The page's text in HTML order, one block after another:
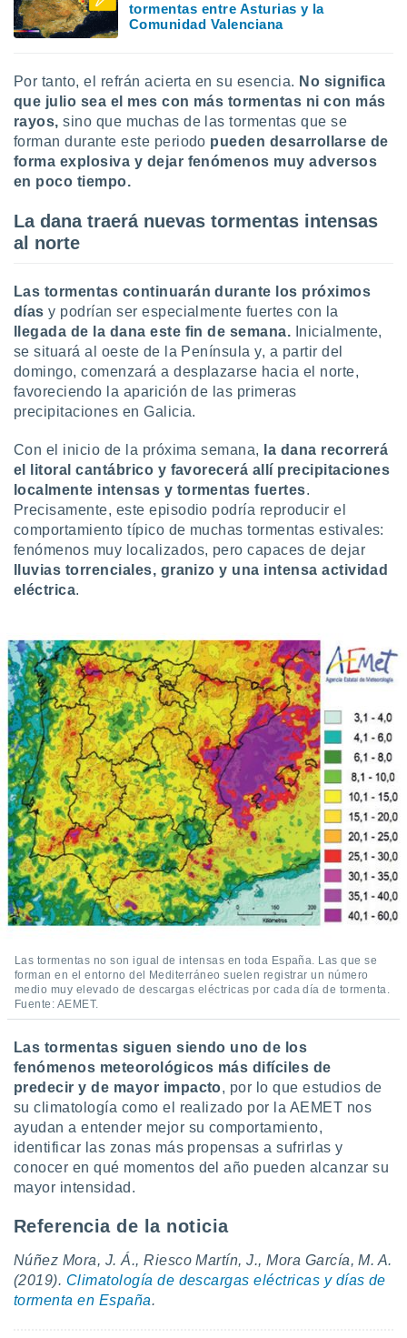
tormentas entre Asturias y la
Comunidad Valenciana
Por tanto, el refrán acierta en su esencia. No significa
que julio sea el mes con más tormentas ni con más
rayos,sino que muchas de las tormentas que se
forman durante este periodo pueden desarrollarse de
forma explosiva y dejar fenómenos muy adversos
en poco tiempo.
La dana traerá nuevas tormentas intensas
al norte
Las tormentas continuarán durante los próximos
díasy podrían ser especialmente fuertes con la
llegada de la dana este fin de semana. Inicialmente,
se situará al oeste de la Península y, a partir del
domingo, comenzará a desplazarse hacia el norte,
favoreciendo la aparición de las primeras
precipitaciones en Galicia.
Con el inicio de la próxima semana,
la dana recorrerá
el litoral cantábrico y favorecerá allí precipitaciones
localmente intensas y tormentas fuertes.
Precisamente, este episodio podría reproducir el
comportamiento típico de muchas tormentas estivales:
fenómenos muy localizados, pero capaces de dejar
lluvias torrenciales, granizo y una intensa actividad
eléctrica.
Las tormentas no son igual de intensas en toda España. Las que se
forman en el entorno del Mediterráneo suelen registrar un número
medio muy elevado de descargas eléctricas por cada día de tormenta.
Fuente: AEMET.
Las tormentas siguen siendo uno de los
fenómenos meteorológicos más difíciles de
predecir y de mayor impacto, por lo que estudios de
su climatología como el realizado por la AEMET nos
ayudan a entender mejor su comportamiento,
identificar las zonas más propensas a sufrirlas y
conocer en qué momentos del año pueden alcanzar su
mayor intensidad.
Referencia de la noticia
Núñez Mora, J. Á., Riesco Martín, J., Mora García, M. A.
(2019). Climatología de descargas eléctricas y días de
tormenta en España.